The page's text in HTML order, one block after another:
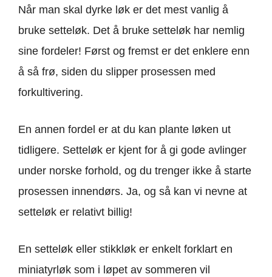
Når man skal dyrke løk er det mest vanlig å
bruke setteløk. Det å bruke setteløk har nemlig
sine fordeler! Først og fremst er det enklere enn
å så frø, siden du slipper prosessen med
forkultivering.
En annen fordel er at du kan plante løken ut
tidligere. Setteløk er kjent for å gi gode avlinger
under norske forhold, og du trenger ikke å starte
prosessen innendørs. Ja, og så kan vi nevne at
setteløk er relativt billig!
En setteløk eller stikkløk er enkelt forklart en
miniatyrløk som i løpet av sommeren vil